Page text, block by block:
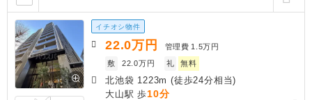
イチオシ物件
22.0万円 管理費 1.5万円
敷
22.0万円 礼 無料
北池袋 1223m (徒歩24分相当)
大山駅 歩10分